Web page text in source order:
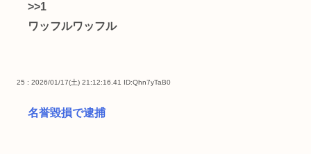
>>1
ワッフルワッフル
25 : 2026/01/17(土) 21:12:16.41 ID:Qhn7yTaB0
名誉毀損で逮捕